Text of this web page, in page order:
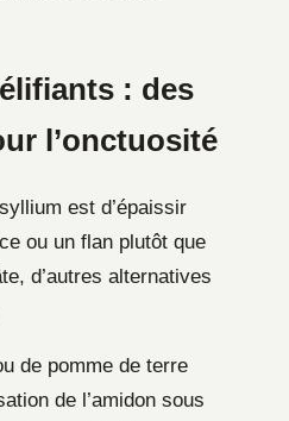
: des
l’onctuosité
est d’épaissir
ou un flan plutôt que
d’autres alternatives
de pomme de terre
de l’amidon sous